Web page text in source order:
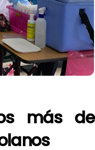
más de